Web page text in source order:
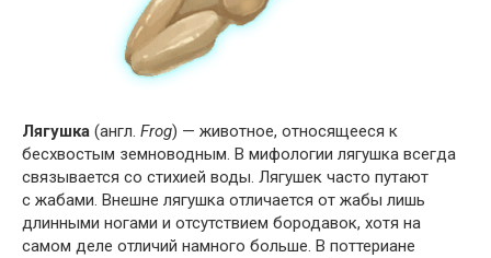
Лягушка (англ. Frog) — животное, относящееся к
бесхвостым земноводным. В мифологии лягушка всегда
связывается со стихией воды. Лягушек часто путают
с жабами. Внешне лягушка отличается от жабы лишь
длинными ногами и отсутствием бородавок, хотя на
самом деле отличий намного больше. В поттериане